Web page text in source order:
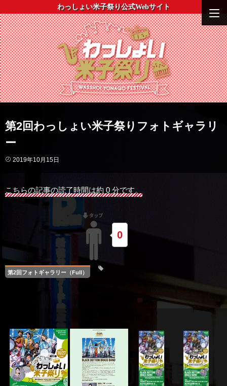
わっしょい米子祭り公式Webサイト
第2回わっしょい米子祭りフォトギャラリ
ー
2019年10月15日
こちらの記事の読了時間は約 0 分です。
0
第2回フォトギャラリー（Full）